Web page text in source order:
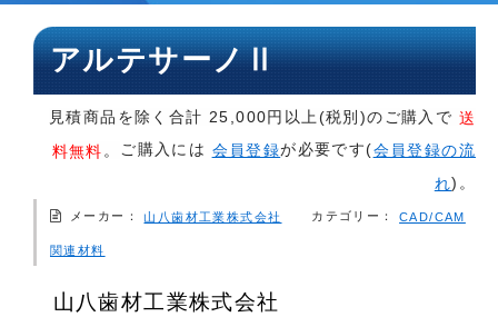
トップページ
歯科関連機器
術野撮影キット
3D実体顕微鏡
会社概要
アルテサーノⅡ
見積商品を除く合計 25,000円以上(税別)のご購入で 送
料無料 。 ご購入には 会員登録が必要です(会員登録の流
れ)。
メーカー：山八歯材工業株式会社 カテゴリー：CAD/CAM
関連材料
山八歯材工業株式会社